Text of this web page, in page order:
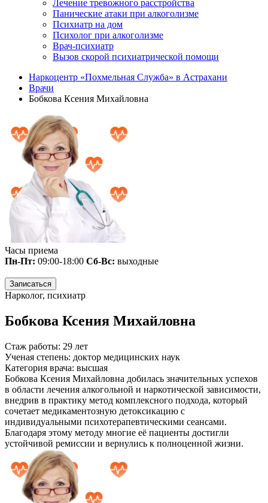
Лечение тревожного расстройства
Панические атаки при алкоголизме
Психиатр на дом
Психолог при алкоголизме
Врач-психиатр
Вызов скорой психиатрической помощи
Наркоцентр «Похмельная Служба» в Астрахани
Врачи
Бобкова Ксения Михайловна
Часы приема
Пн-Пт: 09:00-18:00 Сб-Вс: выходные
Записаться
Нарколог, психиатр
Бобкова Ксения Михайловна
Стаж работы: 29 лет
Ученая степень: доктор медицинских наук
Категория врача: высшая
Бобкова Ксения Михайловна добилась значительных успехов
в области лечения алкогольной и наркотической зависимости,
внедрив в практику метод комплексного подхода, который
сочетает медикаментозную детоксикацию с
индивидуальными психотерапевтическими сеансами.
Благодаря этому методу многие её пациенты достигли
устойчивой ремиссии и вернулись к полноценной жизни.